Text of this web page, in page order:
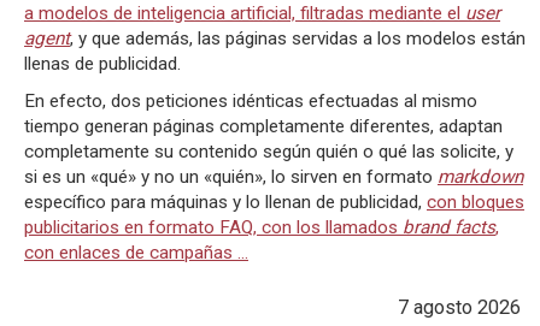
a modelos de inteligencia artificial, filtradas mediante el user
agent, y que además, las páginas servidas a los modelos están
llenas de publicidad.
En efecto, dos peticiones idénticas efectuadas al mismo
tiempo generan páginas completamente diferentes, adaptan
completamente su contenido según quién o qué las solicite, y
si es un «qué» y no un «quién», lo sirven en formato markdown
específico para máquinas y lo llenan de publicidad, con bloques
publicitarios en formato FAQ, con los llamados brand facts,
con enlaces de campañas ...
7 agosto 2026